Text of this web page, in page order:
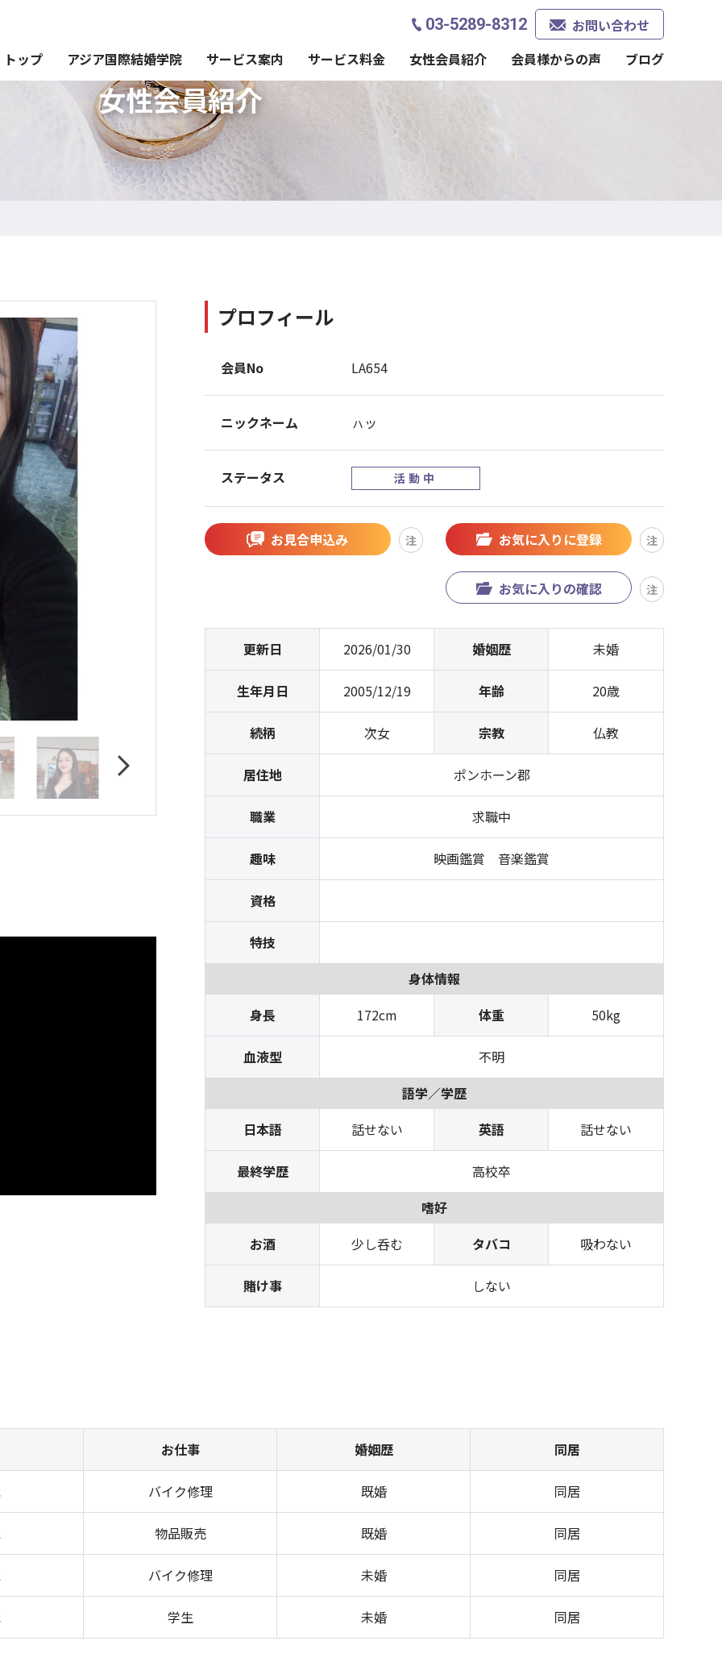
03-5289-8312
お問い合わせ
トップ
アジア国際結婚学院 サービス案内 サービス料金 女性会員紹介 会員様からの声 ブログ
女性会員紹介
プロフィール
会員No LA654
ニックネーム ㇵッ
ステータス 活動中
お見合申込み 注 お気に入りに登録 注
お気に入りの確認 注
更新日 2026/01/30 婚姻歴 未婚
生年月日 2005/12/19 年齢 20歳
続柄 次女 宗教 仏教
居住地 ポンホーン郡
職業 求職中
趣味 映画鑑賞 音楽鑑賞
資格
特技
身体情報
身長
172cm 体重 50kg
血液型
不明
語学／学歴
日本語
話せない 英語 話せない
最終学歴
高校卒
嗜好
お酒
少し呑む タバコ 吸わない
賭け事 しない
お仕事 婚姻歴 同居
バイク修理 既婚 同居
物品販売 既婚 同居
バイク修理 未婚 同居
学生 未婚 同居